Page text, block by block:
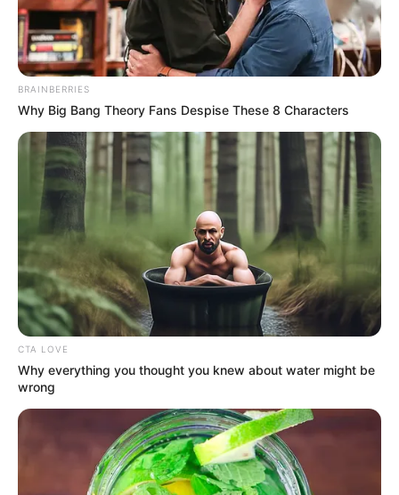
TAGS
ΠΑΡΑΛΙΕΣ ΕΥΒΟΙΑΣ
ΤΣΙΛΑΡΟΣ
ΤΑΥΤΟΤΗΤΑ ΚΑΙ ΕΠΙΚΟΙΝΩΝΙΑ ΟΡΟΙ ΧΡΗΣΗΣ
BRAINBERRIES
Why Big Bang Theory Fans Despise These 8 Characters
CTA LOVE
Why everything you thought you knew about water might be
wrong